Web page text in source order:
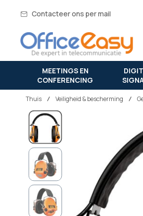
Contacteer ons per mail
MEETINGS EN
CONFERENCING
Thuis veiligheid & bescherming
Ga
naar
het
einde
van
afbeeldingen-
gallerij